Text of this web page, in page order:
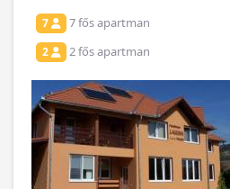
7 7 fős apartman
2 2 fős apartman